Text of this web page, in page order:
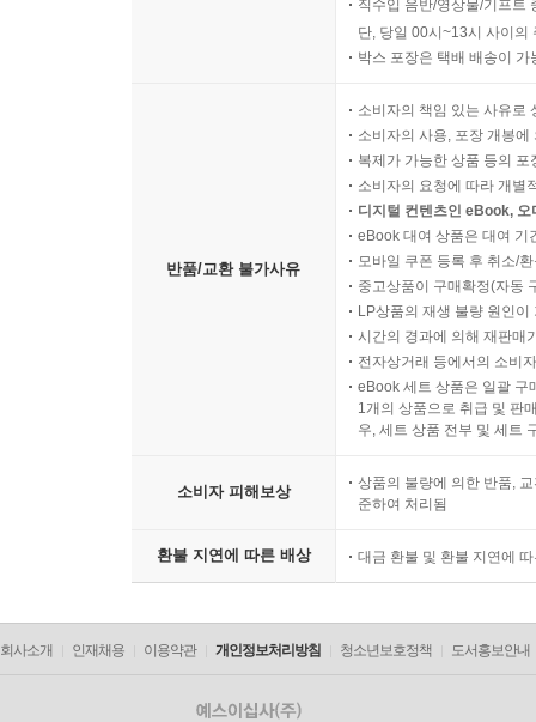
직수입 음반/영상물/기프트
단, 당일 00시~13시 사이의
박스 포장은 택배 배송이
반품/교환 불가사유
소비자의 책임 있는 사유로
소비자의 사용, 포장 개봉
복제가 가능한 상품 등의
소비자의 요청에 따라 개별
디지털 컨텐츠인 eBook,
eBook 대여 상품은 대여 기
모바일 쿠폰 등록 후 취소/
중고상품이 구매확정(자동
LP상품의 재생 불량 원인
시간의 경과에 의해 재판매
전자상거래 등에서의 소비
eBook 세트 상품은 일괄 구
1개의 상품으로 취급 및 판
우, 세트 상품 전부 및 세트
소비자 피해보상
상품의 불량에 의한 반품,
준하여 처리됨
환불 지연에 따른 배상 대금 환불 및 환불 지연에
회사소개 인재채용 이용약관 개인정보처리방침 청소년보호정책 도서홍보안내